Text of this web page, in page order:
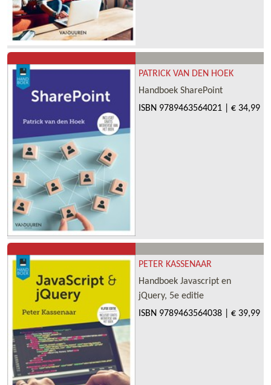
PATRICK VAN DEN HOEK
Handboek SharePoint
ISBN 9789463564021 € 34,99
PETER KASSENAAR
Handboek Javascript en
jQuery, 5e editie
ISBN 9789463564038 € 39,99